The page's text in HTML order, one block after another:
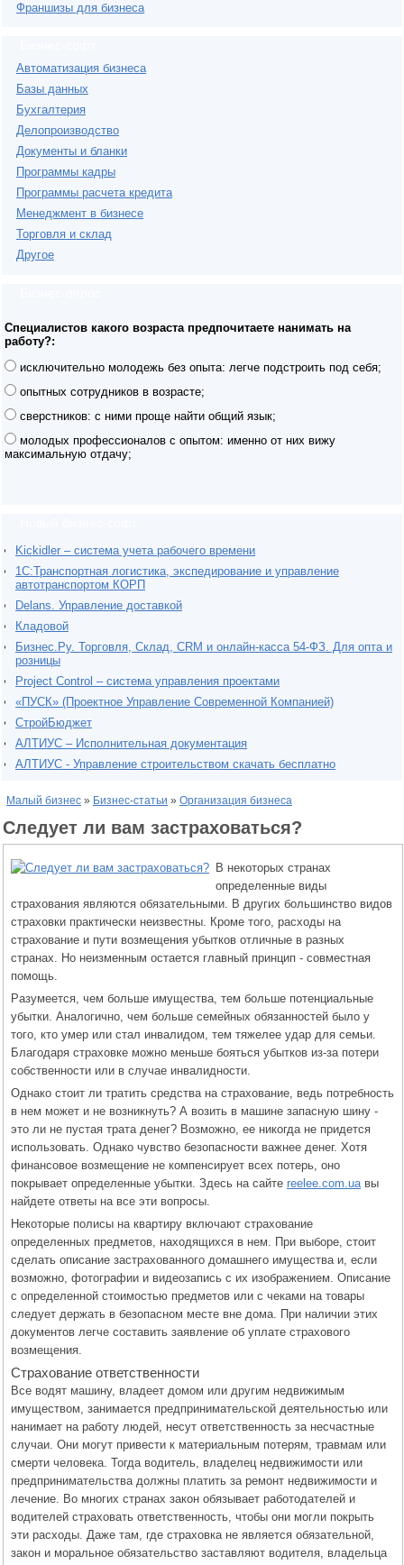
Франшизы для бизнеса
Автоматизация бизнеса
Базы данных
Бухгалтерия
Делопроизводство
Документы и бланки
Программы кадры
Программы расчета кредита
Менеджмент в бизнесе
Торговля и склад
Другое
Специалистов какого возраста предпочитаете нанимать на
работу?:
исключительно молодежь без опыта: легче подстроить под себя;
опытных сотрудников в возрасте;
сверстников: с ними проще найти общий язык;
молодых профессионалов с опытом: именно от них вижу
максимальную отдачу;
Kickidler – система учета рабочего времени
1С:Транспортная логистика, экспедирование и управление
автотранспортом КОРП
Delans. Управление доставкой
Кладовой
Бизнес.Ру. Торговля, Склад, CRM и онлайн-касса 54-ФЗ. Для опта и
розницы
Project Сontrol – система управления проектами
«ПУСК» (Проектное Управление Современной Компанией)
СтройБюджет
АЛТИУС – Исполнительная документация
АЛТИУС - Управление строительством скачать бесплатно
Малый бизнес » Бизнес-статьи » Организация бизнеса
Следует ли вам застраховаться?
В некоторых странах
определенные виды
страхования являются обязательными. В других большинство видов
страховки практически неизвестны. Кроме того, расходы на
страхование и пути возмещения убытков отличные в разных
странах. Но неизменным остается главный принцип - совместная
помощь.
Разумеется, чем больше имущества, тем больше потенциальные
убытки. Аналогично, чем больше семейных обязанностей было у
того, кто умер или стал инвалидом, тем тяжелее удар для семьи.
Благодаря страховке можно меньше бояться убытков из-за потери
собственности или в случае инвалидности.
Однако стоит ли тратить средства на страхование, ведь потребность
в нем может и не возникнуть? А возить в машине запасную шину -
это ли не пустая трата денег? Возможно, ее никогда не придется
использовать. Однако чувство безопасности важнее денег. Хотя
финансовое возмещение не компенсирует всех потерь, оно
покрывает определенные убытки. Здесь на сайте reelee.com.ua вы
найдете ответы на все эти вопросы.
Некоторые полисы на квартиру включают страхование
определенных предметов, находящихся в нем. При выборе, стоит
сделать описание застрахованного домашнего имущества и, если
возможно, фотографии и видеозапись с их изображением. Описание
с определенной стоимостью предметов или с чеками на товары
следует держать в безопасном месте вне дома. При наличии этих
документов легче составить заявление об уплате страхового
возмещения.
Страхование ответственности
Все водят машину, владеет домом или другим недвижимым
имуществом, занимается предпринимательской деятельностью или
нанимает на работу людей, несут ответственность за несчастные
случаи. Они могут привести к материальным потерям, травмам или
смерти человека. Тогда водитель, владелец недвижимости или
предпринимательства должны платить за ремонт недвижимости и
лечение. Во многих странах закон обязывает работодателей и
водителей страховать ответственность, чтобы они могли покрыть
эти расходы. Даже там, где страховка не является обязательной,
закон и моральное обязательство заставляют водителя, владельца